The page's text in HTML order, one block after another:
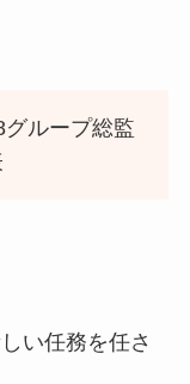
ループ総監
い任務を任さ